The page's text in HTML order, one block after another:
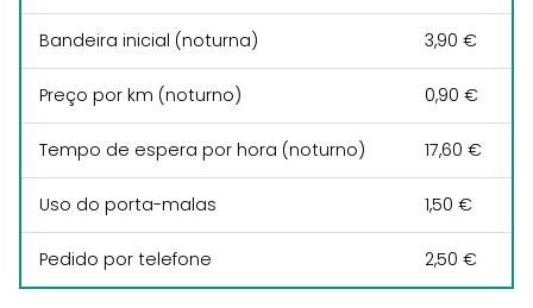
Bandeira inicial (noturna) 3,90 €
Preço por km (noturno) 0,90 €
Tempo de espera por hora (noturno) 17,60 €
Uso do porta-malas 1,50 €
Pedido por telefone 2,50 €